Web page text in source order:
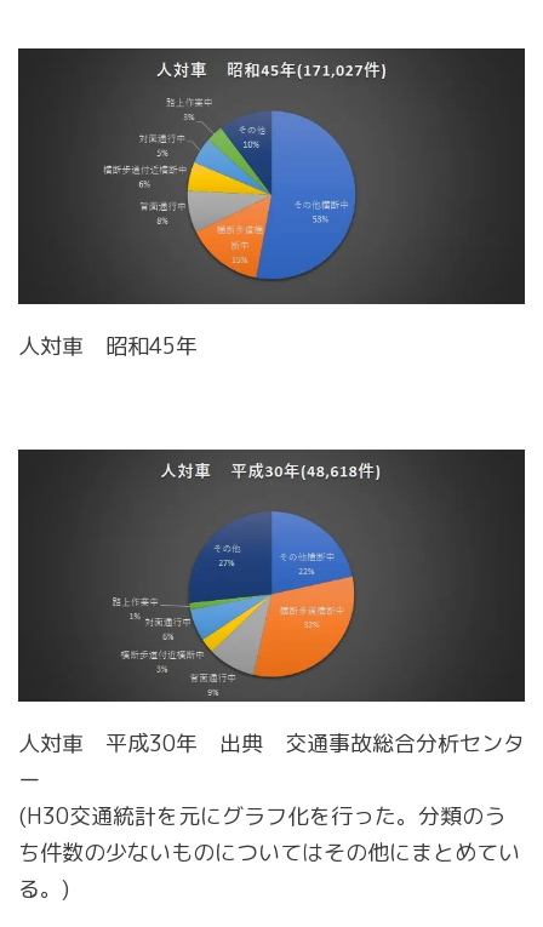
人対車 昭和45年
人対車 平成30年 出典 交通事故総合分析センタ
ー
(H30交通統計を元にグラフ化を行った。分類のう
ち件数の少ないものについてはその他にまとめてい
る。)